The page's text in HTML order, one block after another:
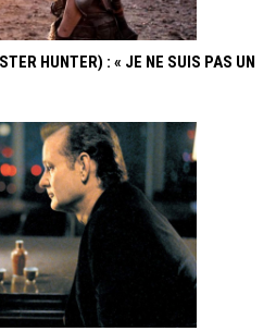
HUNTER) : « JE NE SUIS PAS UN